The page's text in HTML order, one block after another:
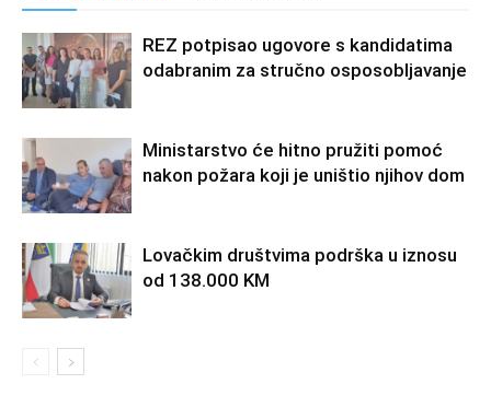
REZ potpisao ugovore s kandidatima
odabranim za stručno osposobljavanje
Ministarstvo će hitno pružiti pomoć
nakon požara koji je uništio njihov dom
Lovačkim društvima podrška u iznosu
od 138.000 KM